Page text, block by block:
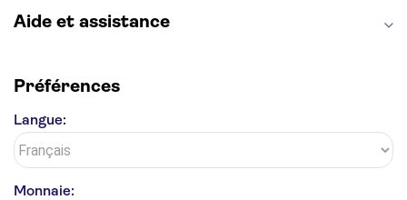
Aide et assistance
Préférences
Langue:
Monnaie: